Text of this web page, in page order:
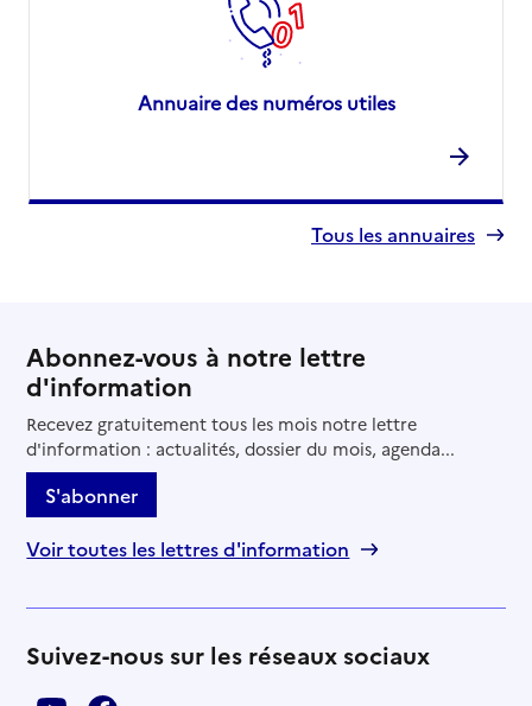
Annuaire des numéros utiles
Tous les annuaires
Abonnez-vous à notre lettre
d'information
Recevez gratuitement tous les mois notre lettre
d'information : actualités, dossier du mois, agenda...
S'abonner
Voir toutes les lettres d'information
Suivez-nous sur les réseaux sociaux